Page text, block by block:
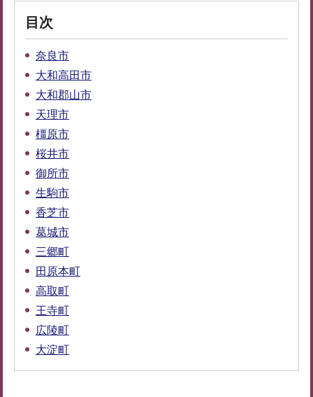
目次
奈良市
大和高田市
大和郡山市
天理市
橿原市
桜井市
御所市
生駒市
香芝市
葛城市
三郷町
田原本町
高取町
王寺町
広陵町
大淀町